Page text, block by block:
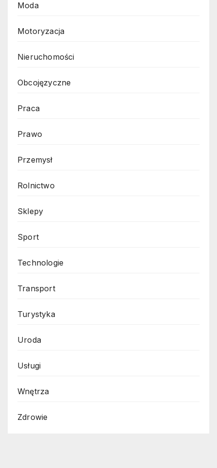
Moda
Motoryzacja
Nieruchomości
Obcojęzyczne
Praca
Prawo
Przemysł
Rolnictwo
Sklepy
Sport
Technologie
Transport
Turystyka
Uroda
Usługi
Wnętrza
Zdrowie